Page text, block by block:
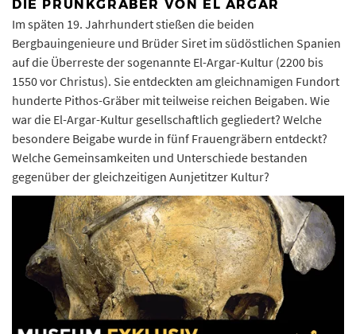
DIE PRUNKGRÄBER VON EL ARGAR
Im späten 19. Jahrhundert stießen die beiden
Bergbauingenieure und Brüder Siret im südöstlichen Spanien
auf die Überreste der sogenannte El-Argar-Kultur (2200 bis
1550 vor Christus). Sie entdeckten am gleichnamigen Fundort
hunderte Pithos-Gräber mit teilweise reichen Beigaben. Wie
war die El-Argar-Kultur gesellschaftlich gegliedert? Welche
besondere Beigabe wurde in fünf Frauengräbern entdeckt?
Welche Gemeinsamkeiten und Unterschiede bestanden
gegenüber der gleichzeitigen Aunjetitzer Kultur?